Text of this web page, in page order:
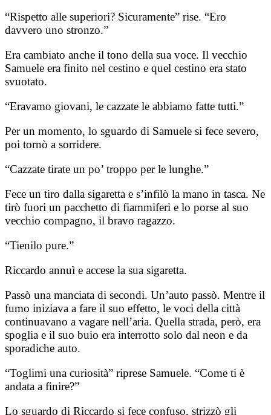
“Rispetto alle superiori? Sicuramente” rise. “Ero
davvero uno stronzo.”
Era cambiato anche il tono della sua voce. Il vecchio
Samuele era finito nel cestino e quel cestino era stato
svuotato.
“Eravamo giovani, le cazzate le abbiamo fatte tutti.”
Per un momento, lo sguardo di Samuele si fece severo,
poi tornò a sorridere.
“Cazzate tirate un po’ troppo per le lunghe.”
Fece un tiro dalla sigaretta e s’infilò la mano in tasca. Ne
tirò fuori un pacchetto di fiammiferi e lo porse al suo
vecchio compagno, il bravo ragazzo.
“Tienilo pure.”
Riccardo annuì e accese la sua sigaretta.
Passò una manciata di secondi. Un’auto passò. Mentre il
fumo iniziava a fare il suo effetto, le voci della città
continuavano a vagare nell’aria. Quella strada, però, era
spoglia e il suo buio era interrotto solo dal neon e da
sporadiche auto.
“Toglimi una curiosità” riprese Samuele. “Come ti è
andata a finire?”
Lo sguardo di Riccardo si fece confuso, strizzò gli